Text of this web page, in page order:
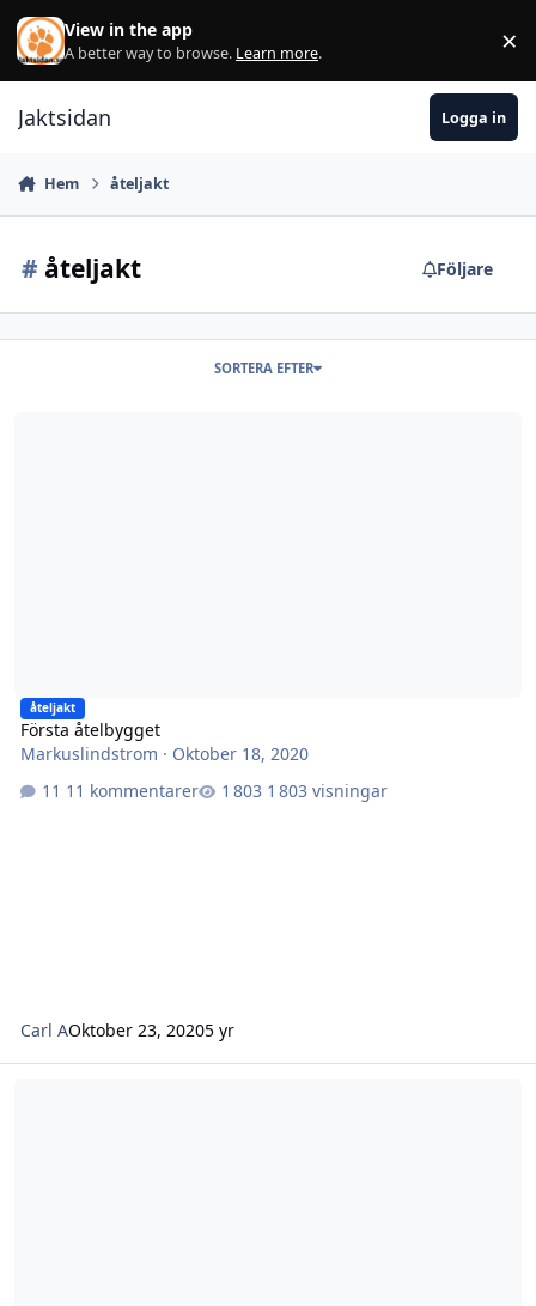
Hoppa till innehåll
View in the app
A better way to browse. Learn more. ×
Jaktsidan Logga in
Hem åteljakt
# åteljakt Följare
SORTERA EFTER
åteljakt
Första åtelbygget
Markuslindstrom · Oktober 18, 2020
11 kommentarer
1 803 visningar
Carl AOktober 23, 20205 yr